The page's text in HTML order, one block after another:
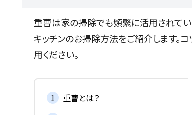
重曹は家の掃除でも頻繁に活用されてい
キッチンのお掃除方法をご紹介します。
用ください。
重曹とは？